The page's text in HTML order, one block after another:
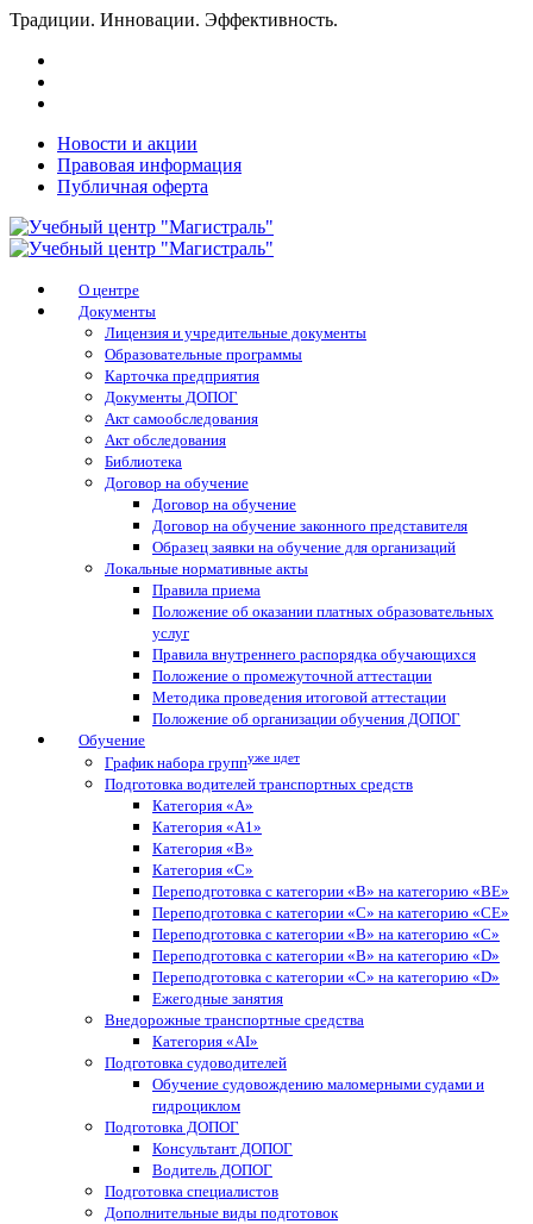
Традиции. Инновации. Эффективность.
Новости и акции
Правовая информация
Публичная оферта
О центре
Документы
Лицензия и учредительные документы
Образовательные программы
Карточка предприятия
Документы ДОПОГ
Акт самообследования
Акт обследования
Библиотека
Договор на обучение
Договор на обучение
Договор на обучение законного представителя
Образец заявки на обучение для организаций
Локальные нормативные акты
Правила приема
Положение об оказании платных образовательных
услуг
Правила внутреннего распорядка обучающихся
Положение о промежуточной аттестации
Методика проведения итоговой аттестации
Положение об организации обучения ДОПОГ
Обучение
График набора группуже идет
Подготовка водителей транспортных средств
Категория «A»
Категория «A1»
Категория «B»
Категория «C»
Переподготовка с категории «В» на категорию «BE»
Переподготовка с категории «С» на категорию «CE»
Переподготовка с категории «B» на категорию «C»
Переподготовка с категории «В» на категорию «D»
Переподготовка с категории «C» на категорию «D»
Ежегодные занятия
Внедорожные транспортные средства
Категория «АI»
Подготовка судоводителей
Обучение судовождению маломерными судами и
гидроциклом
Подготовка ДОПОГ
Консультант ДОПОГ
Водитель ДОПОГ
Подготовка специалистов
Дополнительные виды подготовок